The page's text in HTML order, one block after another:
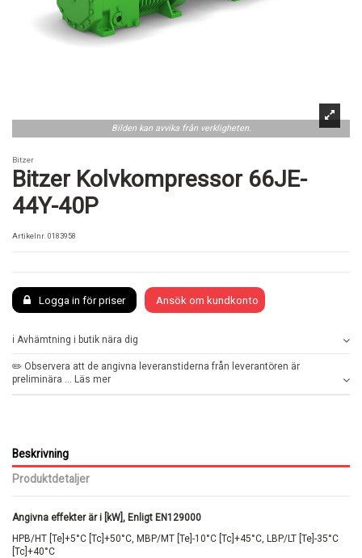
Bilden kan avvika från verkligheten.
Bitzer
Bitzer Kolvkompressor 66JE-
44Y-40P
Artikelnr. 0183958
Logga in för priser Ansök om kundkonto
ℹ️ Avhämtning i butik nära dig
✏️ Observera att de angivna leveranstiderna från leverantören är
preliminära ... Läs mer
Beskrivning
Produktdetaljer
Angivna effekter är i [kW], Enligt EN129000
HPB/HT [Te]+5°C [Tc]+50°C, MBP/MT [Te]-10°C [Tc]+45°C, LBP/LT [Te]-35°C
[Tc]+40°C